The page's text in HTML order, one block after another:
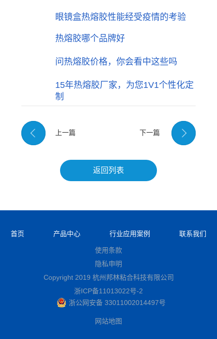
眼镜盒热熔胶性能经受疫情的考验
热熔胶哪个品牌好
问热熔胶价格，你会看中这些吗
15年热熔胶厂家，为您1V1个性化定
制
上一篇 下一篇
返回列表
首页 产品中心 行业应用案例 联系我们
使用条款
隐私申明
Copyright 2019 杭州邦林粘合科技有限公司
浙ICP备11013022号-2
浙公网安备 33011002014497号
网站地图